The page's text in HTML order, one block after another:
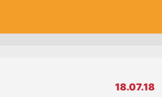
18.07.18